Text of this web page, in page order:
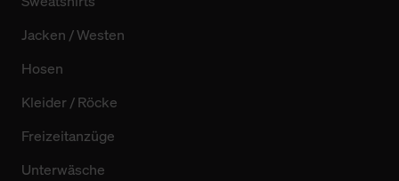
Jacken / Westen
Hosen
Kleider / Röcke
Freizeitanzüge
Unterwäsche